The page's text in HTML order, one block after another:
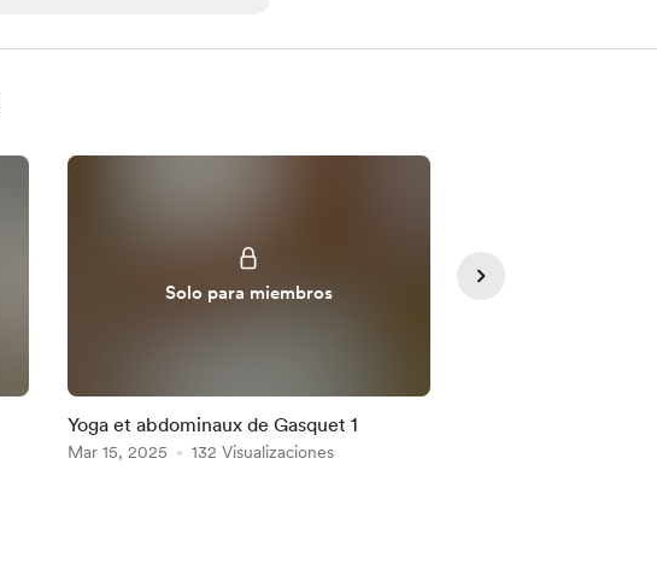
Solo para miembros
Yoga et abdominaux de Gasquet 1
Mar 15, 2025 132 Visualizaciones